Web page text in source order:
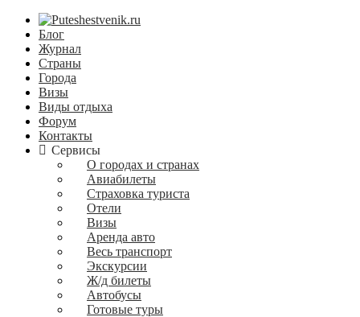
Блог
Журнал
Страны
Города
Визы
Виды отдыха
Форум
Контакты
Сервисы
О городах и странах
Авиабилеты
Страховка туриста
Отели
Визы
Аренда авто
Весь транспорт
Экскурсии
Ж/д билеты
Автобусы
Готовые туры